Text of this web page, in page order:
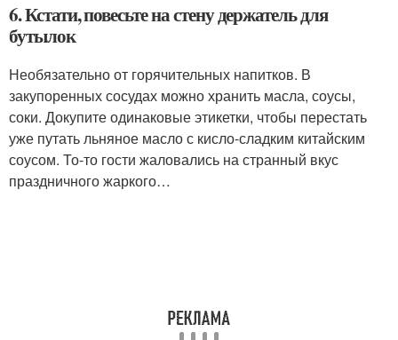
6. Кстати, повесьте на стену держатель для
бутылок
Необязательно от горячительных напитков. В
закупоренных сосудах можно хранить масла, соусы,
соки. Докупите одинаковые этикетки, чтобы перестать
уже путать льняное масло с кисло-сладким китайским
соусом. То-то гости жаловались на странный вкус
праздничного жаркого…